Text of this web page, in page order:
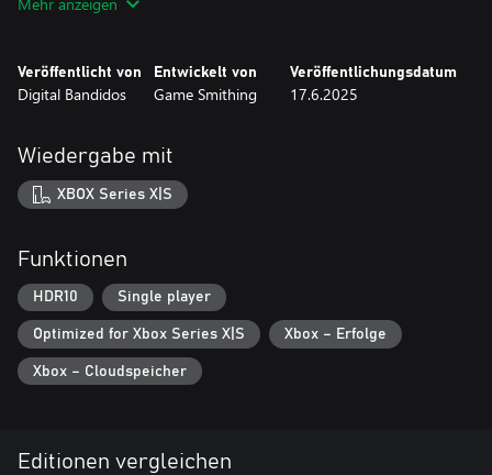
Veröffentlicht von
Digital Bandidos
Entwickelt von
Game Smithing
Veröffentlichungsdatum
17.6.2025
Wiedergabe mit
XBOX Series X|S
Funktionen
HDR10 Single player
Optimized for Xbox Series X|S Xbox – Erfolge
Xbox – Cloudspeicher
Editionen vergleichen